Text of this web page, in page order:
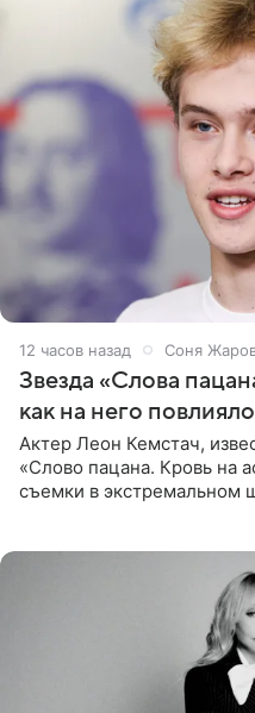
12 часов назад Соня
Звезда «Слова
как на него
Актер Леон Кемстач,
«Слово пацана. Кровь на
съемки в экстремальном